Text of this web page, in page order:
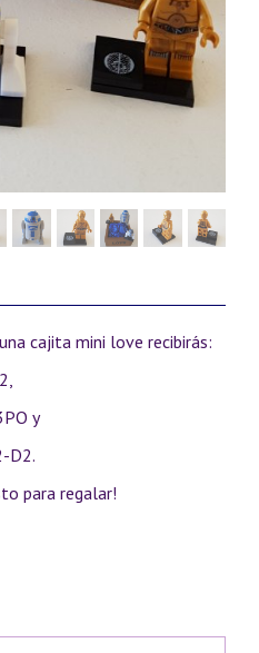
cajita mini love recibirás:
y
D2.
para regalar!